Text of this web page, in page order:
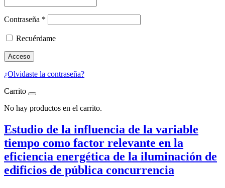
Contraseña *
Recuérdame
Acceso
¿Olvidaste la contraseña?
Carrito
No hay productos en el carrito.
Estudio de la influencia de la variable
tiempo como factor relevante en la
eficiencia energética de la iluminación de
edificios de pública concurrencia